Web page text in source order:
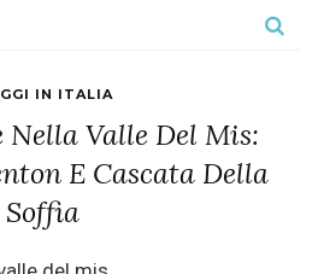
IN ITALIA
Nella Valle Del Mis:
E Cascata Della
Soffia